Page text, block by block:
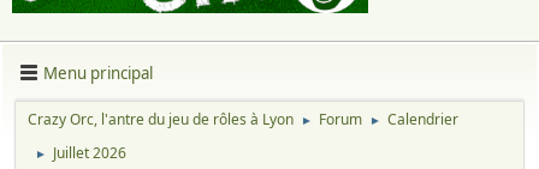
Menu principal
Crazy Orc, l'antre du jeu de rôles à Lyon ► Forum ► Calendrier
► Juillet 2026